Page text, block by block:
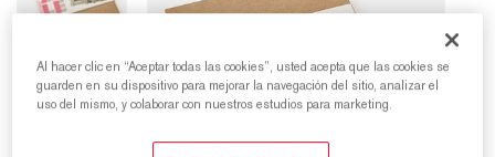
Al hacer clic en “Aceptar todas las cookies”, usted acepta que las cookies se
guarden en su dispositivo para mejorar la navegación del sitio, analizar el
uso del mismo, y colaborar con nuestros estudios para marketing.